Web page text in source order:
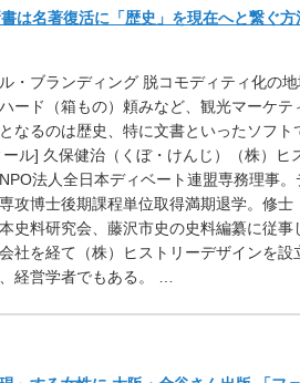
は名著復活に「歴史」を現在へと繋ぐ方
・ブランディング 脱コモディティ化の地
ード（箱もの）頼みなど、観光マーケ
なるのは歴史、特に文書といったソフ
ル] 久保健治（くぼ・けんじ）（株）
法人全日本ディベート連盟専務理事
攻博士後期課程単位取得満期退学。修
史料研究会、藤沢市史の史料編纂に従
社を経て（株）ヒストリーデザインを設
経営学者でもある。